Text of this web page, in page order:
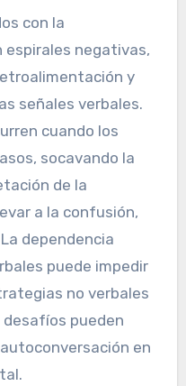
con la
espirales negativas,
y
señales verbales.
cuando los
socavando la
de la
a la confusión,
dependencia
puede impedir
no verbales
pueden
en